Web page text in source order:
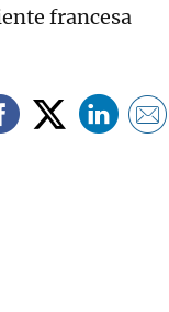
francesa